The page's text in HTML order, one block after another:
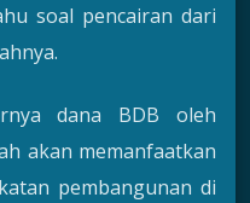
soal pencairan dari
dana BDB oleh
akan memanfaatkan
pembangunan di